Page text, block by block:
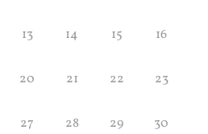
13 14 15 16
20 21 22 23
27 28 29 30